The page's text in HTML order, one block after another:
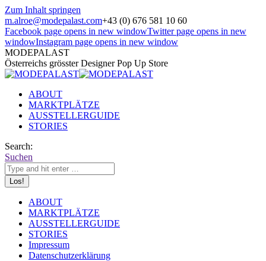
Zum Inhalt springen
m.alroe@modepalast.com+43 (0) 676 581 10 60
Facebook page opens in new windowTwitter page opens in new
windowInstagram page opens in new window
MODEPALAST
Österreichs grösster Designer Pop Up Store
ABOUT
MARKTPLÄTZE
AUSSTELLERGUIDE
STORIES
Search:
Suchen
ABOUT
MARKTPLÄTZE
AUSSTELLERGUIDE
STORIES
Impressum
Datenschutzerklärung